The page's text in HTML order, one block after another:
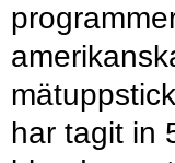
har tagit in